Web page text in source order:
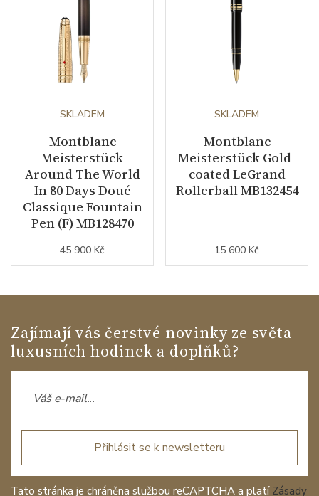
SKLADEM
Montblanc
Meisterstück
Around The World
In 80 Days Doué
Classique Fountain
Pen (F) MB128470
45 900 Kč
SKLADEM
Montblanc
Meisterstück Gold-
coated LeGrand
Rollerball MB132454
15 600 Kč
Zajímají vás čerstvé novinky ze světa
luxusních hodinek a doplňků?
Přihlásit se k newsletteru
Tato stránka je chráněna službou reCAPTCHA a platí Zásady